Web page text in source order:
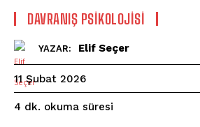
DAVRANIŞ PSIKOLOJISI
YAZAR: Elif Seçer
11 Şubat 2026
4 dk. okuma süresi